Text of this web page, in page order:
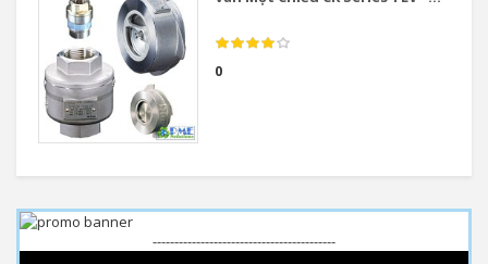
0
------------------------------------------